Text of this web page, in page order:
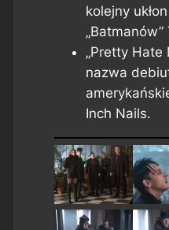
kolejny
„Pretty Hate
nazwa
Inch Nails.